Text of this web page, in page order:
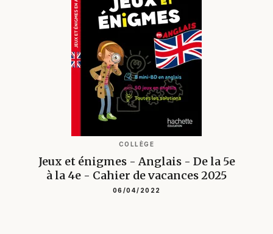
COLLÈGE
Jeux et énigmes - Anglais - De la 5e
à la 4e - Cahier de vacances 2025
06/04/2022